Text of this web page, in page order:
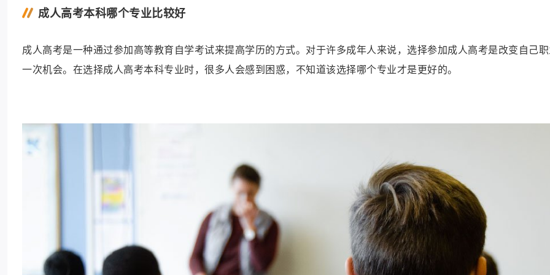
成人高考本科哪个专业比较好
成人高考是一种通过参加高等教育自学考试来提高学历的方式。对于许多成年人来说，选择参加成人高考是改变自己
一次机会。在选择成人高考本科专业时，很多人会感到困惑，不知道该选择哪个专业才是更好的。